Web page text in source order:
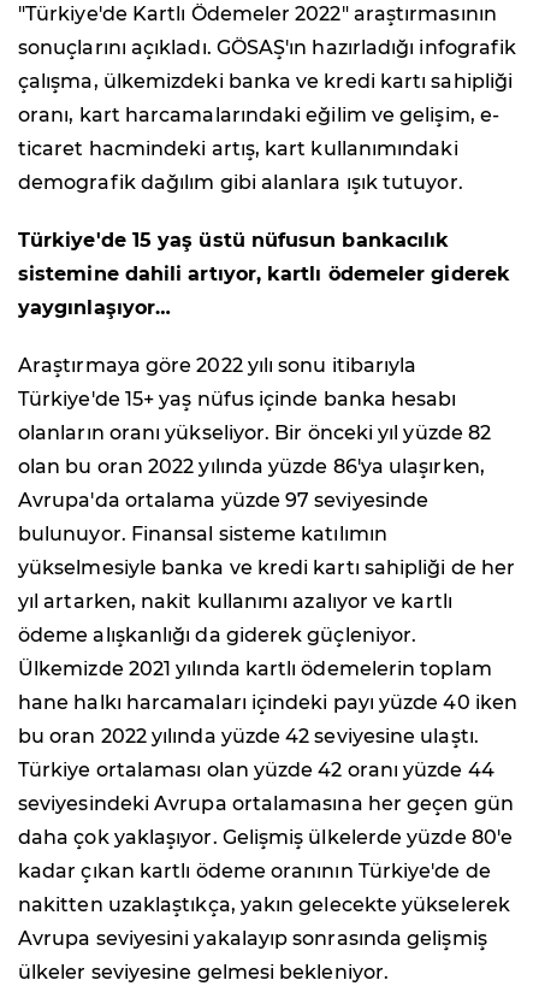
"Türkiye'de Kartlı Ödemeler 2022" araştırmasının
sonuçlarını açıkladı. GÖSAŞ'ın hazırladığı infografik
çalışma, ülkemizdeki banka ve kredi kartı sahipliği
oranı, kart harcamalarındaki eğilim ve gelişim, e-
ticaret hacmindeki artış, kart kullanımındaki
demografik dağılım gibi alanlara ışık tutuyor.
Türkiye'de 15 yaş üstü nüfusun bankacılık
sistemine dahili artıyor, kartlı ödemeler giderek
yaygınlaşıyor…
Araştırmaya göre 2022 yılı sonu itibarıyla
Türkiye'de 15+ yaş nüfus içinde banka hesabı
olanların oranı yükseliyor. Bir önceki yıl yüzde 82
olan bu oran 2022 yılında yüzde 86'ya ulaşırken,
Avrupa'da ortalama yüzde 97 seviyesinde
bulunuyor. Finansal sisteme katılımın
yükselmesiyle banka ve kredi kartı sahipliği de her
yıl artarken, nakit kullanımı azalıyor ve kartlı
ödeme alışkanlığı da giderek güçleniyor.
Ülkemizde 2021 yılında kartlı ödemelerin toplam
hane halkı harcamaları içindeki payı yüzde 40 iken
bu oran 2022 yılında yüzde 42 seviyesine ulaştı.
Türkiye ortalaması olan yüzde 42 oranı yüzde 44
seviyesindeki Avrupa ortalamasına her geçen gün
daha çok yaklaşıyor. Gelişmiş ülkelerde yüzde 80'e
kadar çıkan kartlı ödeme oranının Türkiye'de de
nakitten uzaklaştıkça, yakın gelecekte yükselerek
Avrupa seviyesini yakalayıp sonrasında gelişmiş
ülkeler seviyesine gelmesi bekleniyor.